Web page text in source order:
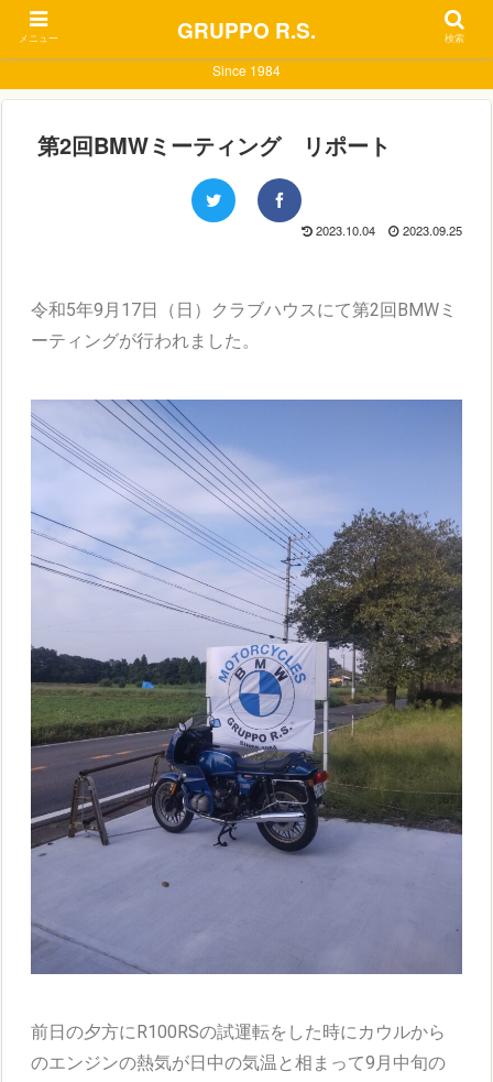
Since 1984
第2回BMWミーティング リポート
2023.10.04 2023.09.25
令和5年9月17日（日）クラブハウスにて第2回BMWミ
ーティングが行われました。
前日の夕方にR100RSの試運転をした時にカウルから
のエンジンの熱気が日中の気温と相まって9月中旬の
メニュー GRUPPO R.S. 検索